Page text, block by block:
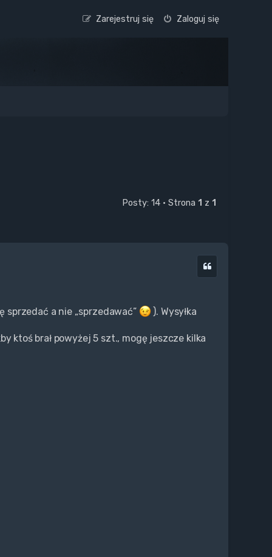
Zaloguj się
Zarejestruj się
Posty: 14 • Strona 1 z 1
a nie „sprzedawać”
). Wysyłka
ktoś brał powyżej 5 szt., mogę jeszcze kilka